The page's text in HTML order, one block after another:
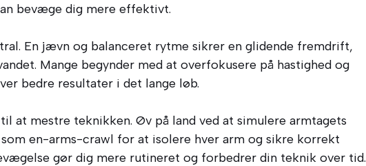
bevæge dig mere effektivt.
En jævn og balanceret rytme sikrer en glidende fremdrift,
Mange begynder med at overfokusere på hastighed og
bedre resultater i det lange løb.
at mestre teknikken. Øv på land ved at simulere armtagets
en-arms-crawl for at isolere hver arm og sikre korrekt
gør dig mere rutineret og forbedrer din teknik over tid.